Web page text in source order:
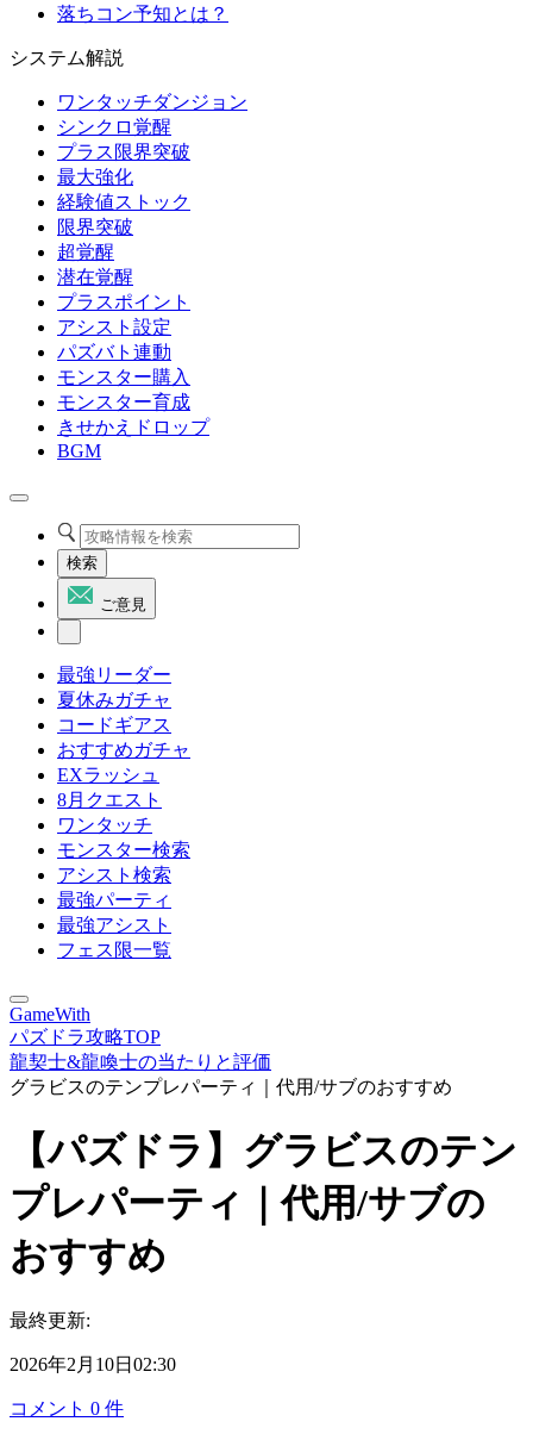
落ちコン予知とは？
システム解説
ワンタッチダンジョン
シンクロ覚醒
プラス限界突破
最大強化
経験値ストック
限界突破
超覚醒
潜在覚醒
プラスポイント
アシスト設定
パズバト連動
モンスター購入
モンスター育成
きせかえドロップ
BGM
検索
ご意見
最強リーダー
夏休みガチャ
コードギアス
おすすめガチャ
EXラッシュ
8月クエスト
ワンタッチ
モンスター検索
アシスト検索
最強パーティ
最強アシスト
フェス限一覧
GameWith
パズドラ攻略TOP
龍契士&龍喚士の当たりと評価
グラビスのテンプレパーティ｜代用/サブのおすすめ
【パズドラ】グラビスのテン
プレパーティ｜代用/サブの
おすすめ
最終更新:
2026年2月10日02:30
コメント 0 件